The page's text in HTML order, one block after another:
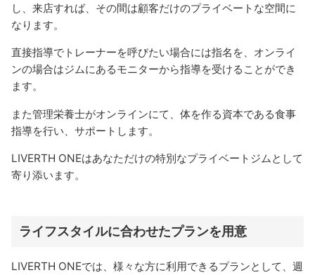
し、来店すれば、その間は顧客だけのプライベートな空間に
なります。
直接指導でトレーナーを呼びたい場合には指名を、オンライ
ンの場合はジムにあるモニターから指導を受けることができ
ます。
また管理栄養士がオンラインにて、体を作る資本である食事
指導を行い、サポートします。
LIVERTH ONEはあなただけの特別なプライベートジムとして
寄り添います。
ライフスタイルに合わせたプランを用意
LIVERTH ONEでは、様々な方に利用できるプランとして、週